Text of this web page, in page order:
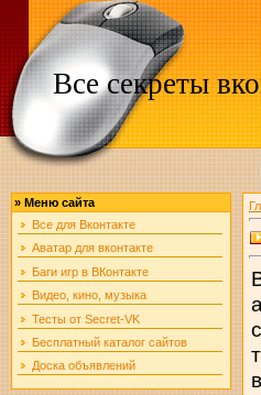
Все секреты
» Меню сайта
Все для Вконтакте
Аватар для вконтакте
Баги игр в ВКонтакте
Видео, кино, музыка
Тесты от Secret-VK
Бесплатный каталог сайтов
Доска объявлений